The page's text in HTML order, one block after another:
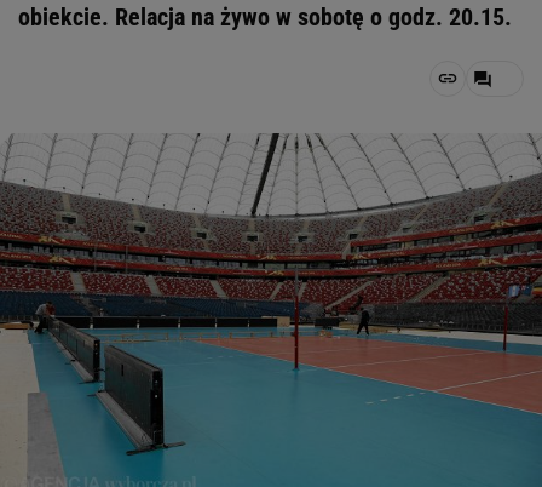
obiekcie. Relacja na żywo w sobotę o godz. 20.15.